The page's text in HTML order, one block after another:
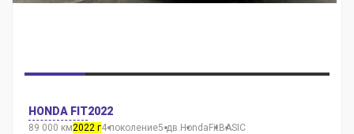
HONDA FIT2022
89 000 км2022 г4 поколение5 дв. HondaFitBASIC